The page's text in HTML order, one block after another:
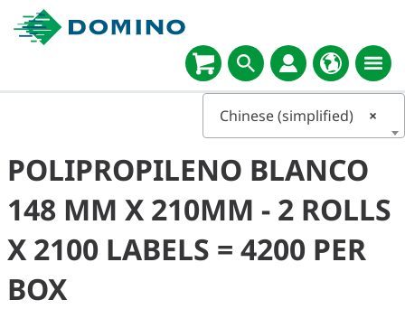
×
Chinese (simplified)
POLIPROPILENO BLANCO
148 MM X 210MM - 2 ROLLS
X 2100 LABELS = 4200 PER
BOX